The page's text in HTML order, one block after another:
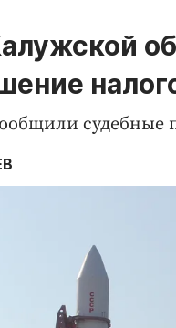
судебные